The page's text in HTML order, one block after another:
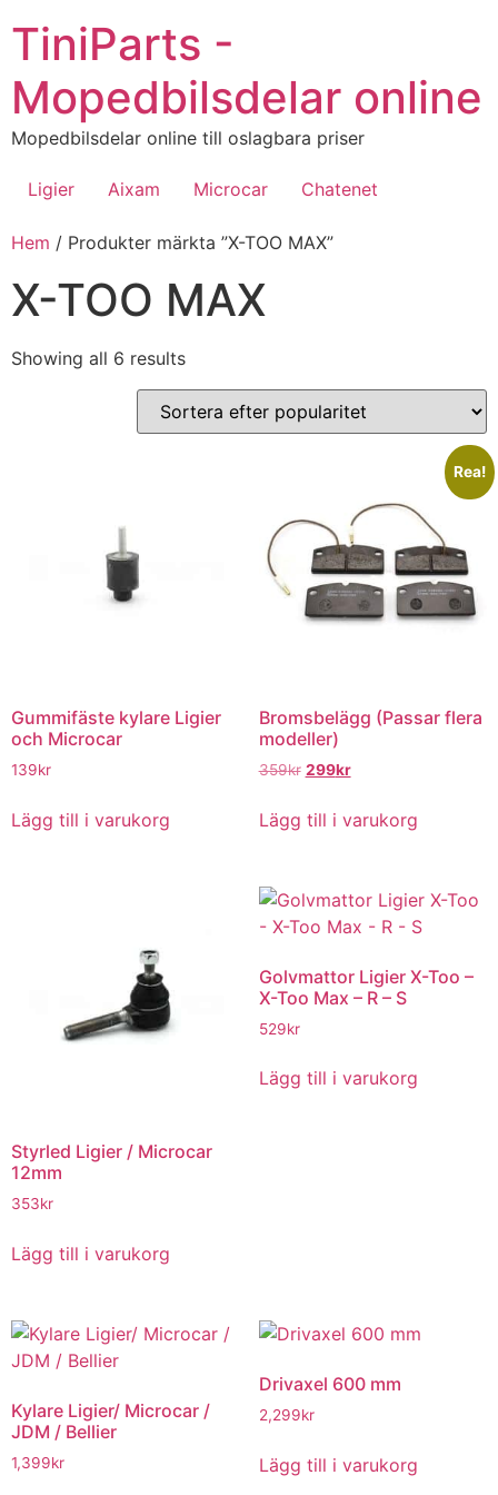
till
innehåll
TiniParts -
Mopedbilsdelar online
Mopedbilsdelar online till oslagbara priser
Ligier Aixam Microcar Chatenet
Hem / Produkter märkta ”X-TOO MAX”
X-TOO MAX
Showing all 6 resultsSorted
by
popularity
Gummifäste kylare Ligier
och Microcar
139kr
Lägg till i varukorg
Rea!
Bromsbelägg (Passar flera
modeller)
359kr Det
priset
299krDet
priset
Lägg till i varukorg
Styrled Ligier / Microcar
12mm
353kr
Lägg till i varukorg
Golvmattor Ligier X-Too –
X-Too Max – R – S
529kr
Lägg till i varukorg
Kylare Ligier/ Microcar /
JDM / Bellier
1,399kr
Drivaxel 600 mm
2,299kr
Lägg till i varukorg